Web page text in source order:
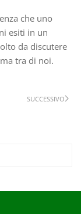
che uno
esiti in un
da discutere
tra di noi.
SUCCESSIVO